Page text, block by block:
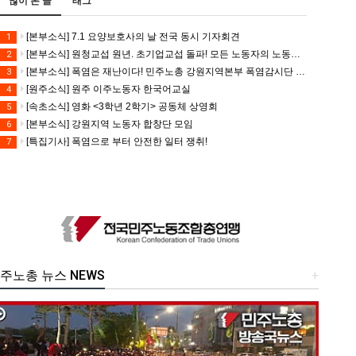
1 [본부소식] 7.1 요양보호사의 날 전국 동시 기자회견
2 [본부소식] 원청교섭 원년. 초기업교섭 돌파! 모든 노동자의 노동기본권 쟁취! 민주노총 7.15 총파업대회
3 [본부소식] 폭염은 재난이다! 민주노총 강원지역본부 폭염감시단 선포 기자회견
4 [원주소식] 원주 이주노동자 한국어교실
5 [속초소식] 영화 <3학년 2학기> 공동체 상영회
6 [본부소식] 강원지역 노동자 합창단 모임
7 [특집기사] 폭염으로 부터 안전한 일터 쟁취!
+
노총 뉴스 NEWS